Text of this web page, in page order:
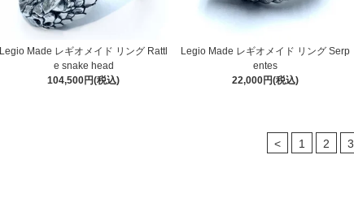
Legio Made レギオメイド リング Rattl
e snake head
104,500円(税込)
Legio Made レギオメイド リング Serp
entes
22,000円(税込)
< 1 2 3